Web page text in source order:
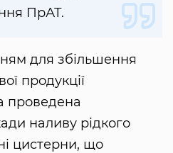
ПрАТ.
для збільшення
продукції
проведена
наливу рідкого
цистерни, що